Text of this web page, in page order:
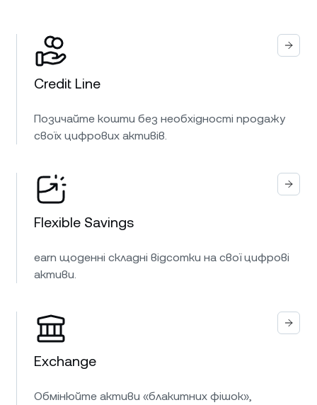
Credit Line
Позичайте кошти без необхідності продажу
своїх цифрових активів.
Flexible Savings
earn щоденні складні відсотки на свої цифрові
активи.
Exchange
Обмінюйте активи «блакитних фішок»,